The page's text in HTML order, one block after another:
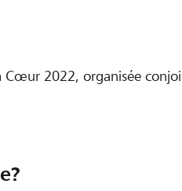
Cœur 2022, organisée